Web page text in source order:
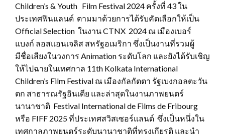
Children’s & Youth Film Festival 2024 ครั้งที่ 43 ใน
ประเทศฟินแลนด์ ตามมาด้วยการได้รับคัดเลือกให้เป็น
Official Selection ในงาน CTNX 2024 ณ เมืองเบอร์
แบงก์ ลอสแอนเจลิส สหรัฐอเมริกา ซึ่งเป็นงานที่รวมผู้
มีชื่อเสียงในวงการ Animation ระดับโลก และยังได้รับเชิญ
ให้ไปฉายในเทศกาล 11th Kolkata International
Children’s Film Festival ณ เมืองกัลกัตตา รัฐเบงกอลตะวัน
ตก สาธารณรัฐอินเดีย และล่าสุดในงานภาพยนตร์
นานาชาติ Festival International de Films de Fribourg
หรือ FIFF 2025 ที่ประเทศสวิสเซอร์แลนด์ ซึ่งเป็นหนึ่งใน
เทศกาลภาพยนตร์ระดับนานาชาติที่ทรงเกียรติ และนำ